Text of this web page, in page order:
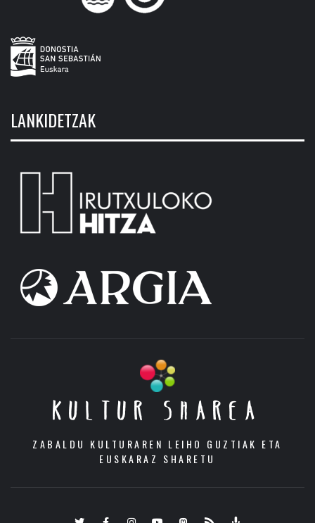
LANKIDETZAK
KULTUR SHAREA
ZABALDU KULTURAREN LEIHO GUZTIAK ETA
EUSKARAZ SHARETU
TwitterFacebookInstagramYoutubeMastodon.eus
RSS Podcast